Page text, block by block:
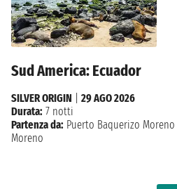
Sud America: Ecuador
SILVER ORIGIN
29 AGO 2026
Durata: 7 notti
Partenza da: Puerto Baquerizo Moreno
Moreno